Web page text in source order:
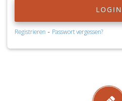
LOGIN
Registrieren - Passwort vergessen?